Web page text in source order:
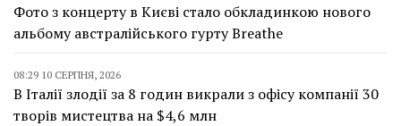
Фото з концерту в Києві стало обкладинкою нового
альбому австралійського гурту Breathe
08:29 10 СЕРПНЯ, 2026
В Італії злодії за 8 годин викрали з офісу компанії 30
творів мистецтва на $4,6 млн